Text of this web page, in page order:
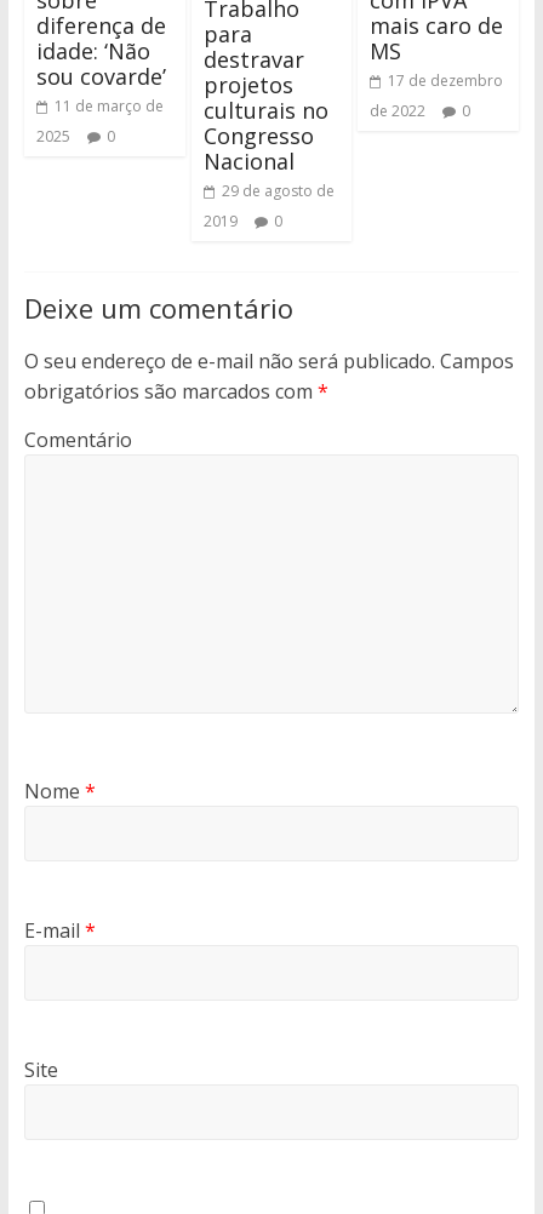
diferença de
idade: ‘Não
sou covarde’
11 de março de
2025
0
Trabalho
para
destravar
projetos
culturais no
Congresso
Nacional
29 de agosto de
2019
0
mais caro de
MS
17 de dezembro
de 2022
0
Deixe um comentário
O seu endereço de e-mail não será publicado. Campos
obrigatórios são marcados com *
Comentário
Nome *
E-mail *
Site